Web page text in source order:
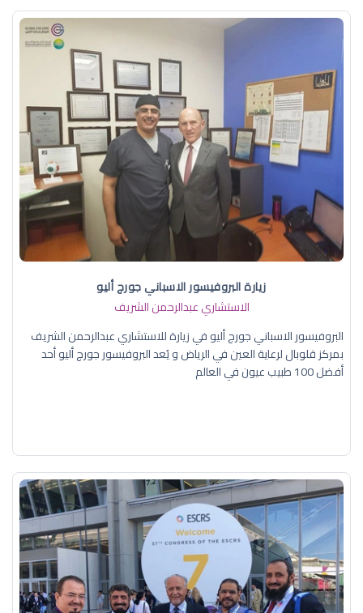
زيارة البروفيسور الاسباني جورج أليو
الاستشاري عبدالرحمن الشريف
البروفيسور الاسباني جورج أليو في زيارة للاستشاري عبدالرحمن الشريف
بمركز قلوبال لرعاية العين في الرياض و يُعد البروفيسور جورج أليو أحد
أفضل 100 طبيب عيون في العالم